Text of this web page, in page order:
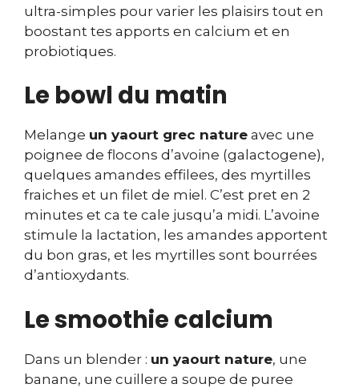
ultra-simples pour varier les plaisirs tout en
boostant tes apports en calcium et en
probiotiques.
Le bowl du matin
Melange un yaourt grec nature avec une
poignee de flocons d’avoine (galactogene),
quelques amandes effilees, des myrtilles
fraiches et un filet de miel. C’est pret en 2
minutes et ca te cale jusqu’a midi. L’avoine
stimule la lactation, les amandes apportent
du bon gras, et les myrtilles sont bourrées
d’antioxydants.
Le smoothie calcium
Dans un blender : un yaourt nature, une
banane, une cuillere a soupe de puree